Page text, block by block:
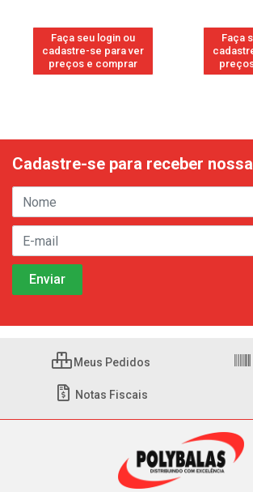
Faça seu login ou
cadastre-se para ver
preços e comprar
Faça
Cadastre-se para receber
Meus Pedidos
Notas Fiscais